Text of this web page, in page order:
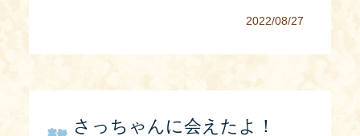
2022/08/27
さっちゃんに会えたよ！